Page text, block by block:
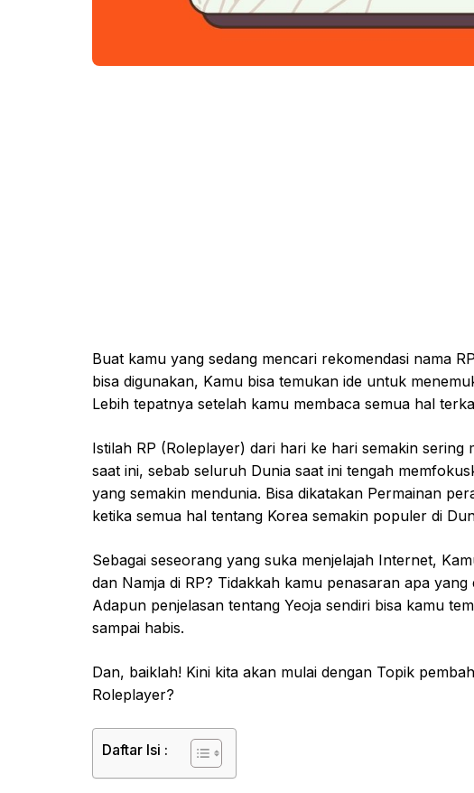
Buat kamu yang sedang mencari rekomendasi nama
bisa digunakan, Kamu bisa temukan ide untuk
Lebih tepatnya setelah kamu membaca semua hal
Istilah RP (Roleplayer) dari hari ke hari semakin sering
saat ini, sebab seluruh Dunia saat ini tengah
yang semakin mendunia. Bisa dikatakan Permainan
ketika semua hal tentang Korea semakin populer di
Sebagai seseorang yang suka menjelajah Internet,
dan Namja di RP? Tidakkah kamu penasaran apa
Adapun penjelasan tentang Yeoja sendiri bisa kamu
sampai habis.
Dan, baiklah! Kini kita akan mulai dengan Topik
Roleplayer?
Daftar Isi :